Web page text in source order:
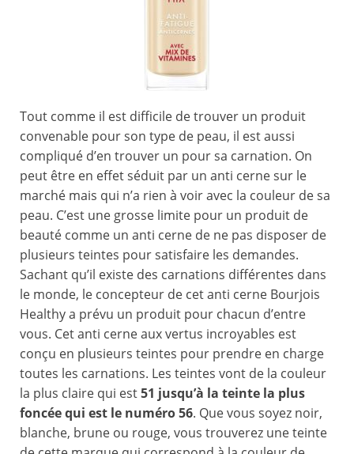
Tout comme il est difficile de trouver un produit
convenable pour son type de peau, il est aussi
compliqué d’en trouver un pour sa carnation. On
peut être en effet séduit par un anti cerne sur le
marché mais qui n’a rien à voir avec la couleur de sa
peau. C’est une grosse limite pour un produit de
beauté comme un anti cerne de ne pas disposer de
plusieurs teintes pour satisfaire les demandes.
Sachant qu’il existe des carnations différentes dans
le monde, le concepteur de cet anti cerne Bourjois
Healthy a prévu un produit pour chacun d’entre
vous. Cet anti cerne aux vertus incroyables est
conçu en plusieurs teintes pour prendre en charge
toutes les carnations. Les teintes vont de la couleur
la plus claire qui est51 jusqu’à la teinte la plus
foncée qui est le numéro 56. Que vous soyez noir,
blanche, brune ou rouge, vous trouverez une teinte